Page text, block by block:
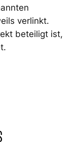
verlinkt.
beteiligt ist,